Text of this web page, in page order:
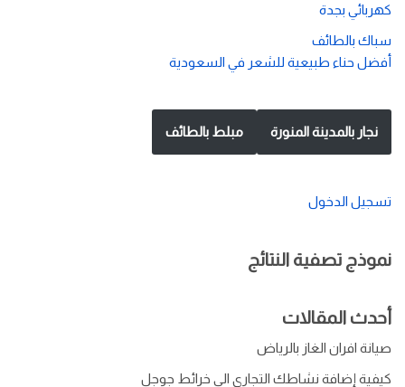
كهربائي بجدة
سباك بالطائف
أفضل حناء طبيعية للشعر في السعودية
نجار بالمدينة المنورة مبلط بالطائف
تسجيل الدخول
نموذج تصفية النتائج
أحدث المقالات
صيانة افران الغاز بالرياض
كيفية إضافة نشاطك التجاري الى خرائط جوجل